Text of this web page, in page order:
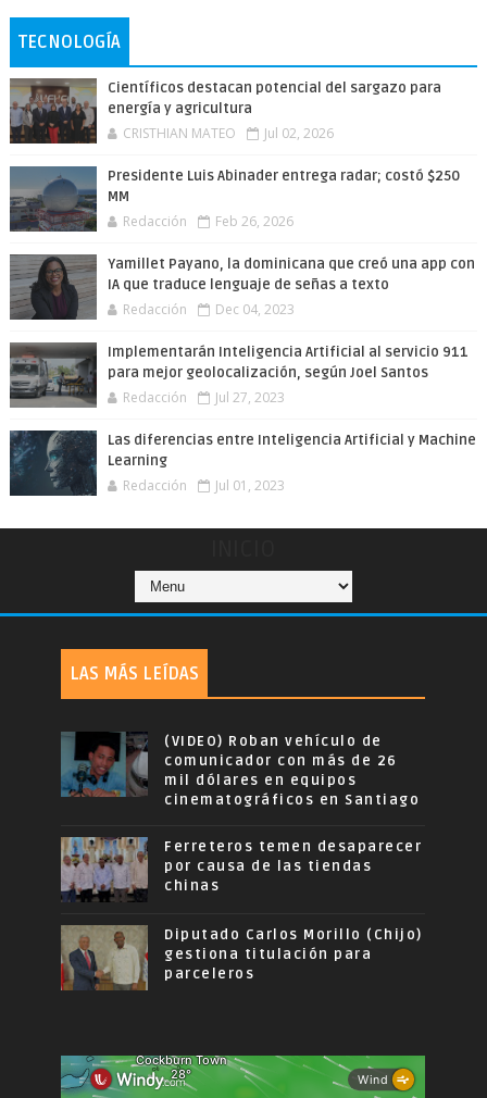
TECNOLOGÍA
Científicos destacan potencial del sargazo para
energía y agricultura
CRISTHIAN MATEO Jul 02, 2026
Presidente Luis Abinader entrega radar; costó $250
MM
Redacción Feb 26, 2026
Yamillet Payano, la dominicana que creó una app con
IA que traduce lenguaje de señas a texto
Redacción Dec 04, 2023
Implementarán Inteligencia Artificial al servicio 911
para mejor geolocalización, según Joel Santos
Redacción Jul 27, 2023
Las diferencias entre Inteligencia Artificial y Machine
Learning
Redacción Jul 01, 2023
LAS MÁS LEÍDAS
(VIDEO) Roban vehículo de
comunicador con más de 26
mil dólares en equipos
cinematográficos en Santiago
Ferreteros temen desaparecer
por causa de las tiendas
chinas
Diputado Carlos Morillo (Chijo)
gestiona titulación para
parceleros